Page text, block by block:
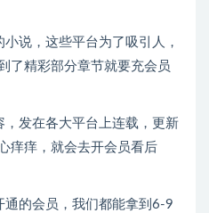
说，这些平台为了吸引人，
了精彩部分章节就要充会员
发在各大平台上连载，更新
痒痒，就会去开会员看后
的会员，我们都能拿到6-9